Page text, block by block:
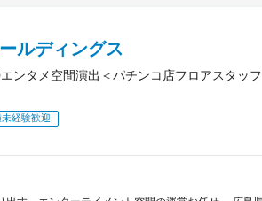
ルディングス
ンタメ空間演出＜パチンコ店フロアスタッ
経験歓迎